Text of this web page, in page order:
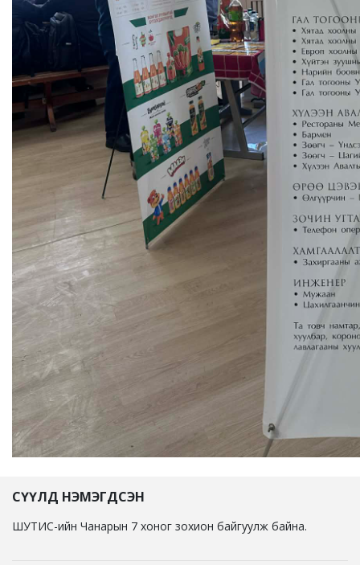
СҮҮЛД НЭМЭГДСЭН
ШУТИС-ийн Чанарын 7 хоног зохион байгуулж байна.